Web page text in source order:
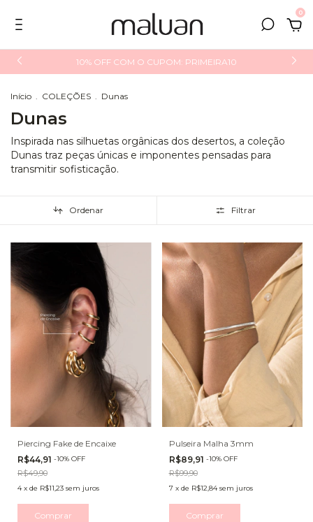
0
10% OFF COM O CUPOM: PRIMEIRA10
Início . COLEÇÕES . Dunas
Dunas
Inspirada nas silhuetas orgânicas dos desertos, a coleção
Dunas traz peças únicas e imponentes pensadas para
transmitir sofisticação.
Ordenar Filtrar
Piercing Fake de Encaixe
R$44,91 -10% OFF
R$49,90
4 x de R$11,23 sem juros
Comprar
Pulseira Malha 3mm
R$89,91 -10% OFF
R$99,90
7 x de R$12,84 sem juros
Comprar